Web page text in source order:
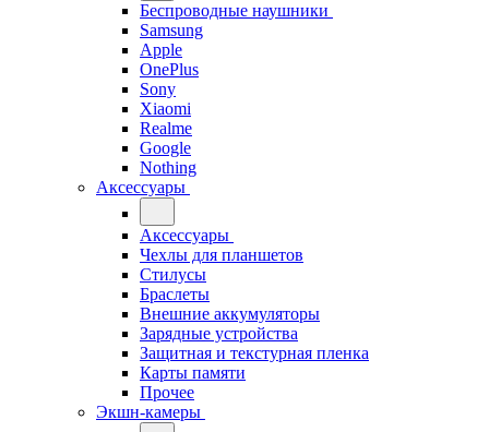
Беспроводные наушники
Samsung
Apple
OnePlus
Sony
Xiaomi
Realme
Google
Nothing
Аксессуары
Аксессуары
Чехлы для планшетов
Стилусы
Браслеты
Внешние аккумуляторы
Зарядные устройства
Защитная и текстурная пленка
Карты памяти
Прочее
Экшн-камеры